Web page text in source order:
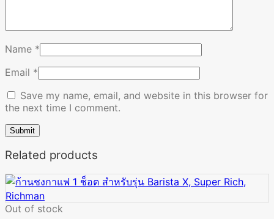
Name *
Email *
Save my name, email, and website in this browser for
the next time I comment.
Related products
Out of stock